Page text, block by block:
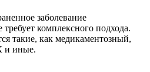
заболевание
комплексного подхода.
такие, как медикаментозный,
и иные.